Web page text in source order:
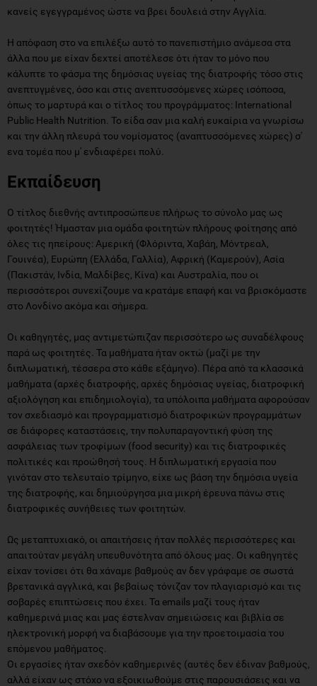
κανείς εγεγγραμένος ώστε να βρει δουλειά στην Αγγλία.
Η απόφαση στο να επιλέξω αυτό το πανεπιστήμιο ανάμεσα στα
άλλα που με είχαν δεχτεί αποτέλεσε ότι ήταν το μόνο που
κάλυπτε το φάσμα της δημόσιας υγείας της διατροφής τόσο στις
ανεπτυγμένες, όσο και στις ανεπτυσσόμενες χώρες ισόποσα,
όπως το μαρτυρά και ο τίτλος του προγράμματος: International
Public Health Nutrition. Το είδα σαν μια καλή ευκαίρια να γνωρίσω
και την άλλη πλευρά του νομίσματος (αναπτυσσόμενες χώρες) σ'
ενα τομέα που μ' ενδιαφέρει πολύ.
Εκπαίδευση
Ο τίτλος διεθνής αντιπροσώπευε πλήρως το σύνολο μας ως
φοιτητές! Ήμασταν μια ομάδα φοιτητών πλήρους φοίτησης από
όλες τις ηπείρους: Αμερική (Φλόριντα, Χαβάη, Μόντρεαλ,
Γουινέα), Ευρώπη (Ελλάδα, Γαλλία), Αφρική (Καμερούν), Ασία
(Πακιστάν, Ινδία, Μαλδίβες, Κίνα) και Αυστραλία, που οι
περισσότεροι συνεχίζουμε να κρατάμε επαφή και να βρισκόμαστε
στο Λονδίνο ακόμα και σήμερα.
Οι καθηγητές, μας αντιμετώπιζαν περισσότερο ως συναδέλφους
παρά ως φοιτητές. Τα μαθήματα ήταν οκτώ (μαζί με την
διπλωματική, τέσσερα στο κάθε εξάμηνο). Πέρα από τα κλασσικά
μαθήματα (αρχές διατροφής, αρχές δημόσιας υγείας, διατροφική
αξιολόγηση και επιδημιολογία), τα υπόλοιπα μαθήματα αφορούσαν
τον σχεδιασμό και προγραμματισμό διατροφικών προγραμμάτων
σε διάφορες καταστάσεις, την πολυπαραγοντική φύση της
ασφάλειας των τροφίμων (food security) και τις διατροφικές
πολιτικές και προώθησή τους. H διπλωματική εργασία που
γινόταν στο τελευταίο τρίμηνο, είχε ως βάση την δημόσια υγεία
της διατροφής, και δημιούργησα μια μικρή έρευνα πάνω στις
διατροφικές συνήθειες των φοιτητών.
Ως μεταπτυχιακό, οι απαιτήσεις ήταν πολλές περισσότερες και
απαιτούταν μεγάλη υπευθυνότητα από όλους μας. Οι καθηγητές
είχαν τονίσει ότι θα χάναμε βαθμούς αν δεν γράφαμε σε σωστά
βρετανικά αγγλικά, και βεβαίως τόνιζαν τον πλαγιαρισμό και τις
σοβαρές επιπτώσεις που έχει. Τα emails μαζί τους ήταν
καθημερινά μιας και μας έστελναν σημειώσεις και βιβλία σε
ηλεκτρονική μορφή να διαβάσουμε για την προετοιμασία του
επόμενου μαθήματος.
Οι εργασίες ήταν σχεδόν καθημερινές (αυτές δεν έδιναν βαθμούς,
αλλά είχαν ως στόχο να εξοικιωθούμε στις παρουσιάσεις και να